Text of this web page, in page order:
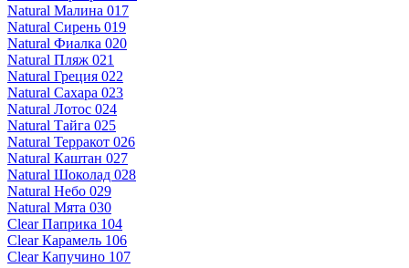
Natural Малина 017
Natural Сирень 019
Natural Фиалка 020
Natural Пляж 021
Natural Греция 022
Natural Сахара 023
Natural Лотос 024
Natural Тайга 025
Natural Терракот 026
Natural Каштан 027
Natural Шоколад 028
Natural Небо 029
Natural Мята 030
Clear Паприка 104
Clear Карамель 106
Clear Капучино 107